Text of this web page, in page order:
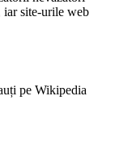
iar site-urile web
pe Wikipedia